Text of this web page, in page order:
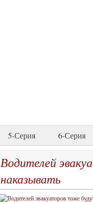
5-Серия 6-Серия
Водителей
наказывать